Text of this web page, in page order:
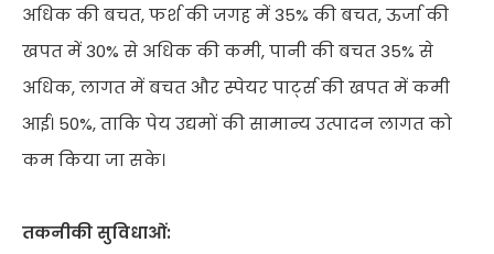
अधिक की बचत, फर्श की जगह में 35% की बचत, ऊर्जा की
खपत में 30% से अधिक की कमी, पानी की बचत 35% से
अधिक, लागत में बचत और स्पेयर पार्ट्स की खपत में कमी
आई। 50%, ताकि पेय उद्यमों की सामान्य उत्पादन लागत को
कम किया जा सके।
तकनीकी सुविधाओं: